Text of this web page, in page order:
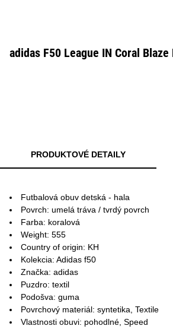
adidas F50 League IN Coral Blaze
PRODUKTOVÉ DETAILY
Futbalová obuv detská - hala
Povrch: umelá tráva / tvrdý povrch
Farba: koralová
Weight: 555
Country of origin: KH
Kolekcia: Adidas f50
Značka: adidas
Puzdro: textil
Podošva: guma
Povrchový materiál: syntetika, Textile
Vlastnosti obuvi: pohodlné, Speed